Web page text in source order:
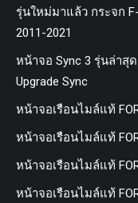
รุ่นใหม่มาแล้ว กระจก F-
2011-2021
หน้าจอ Sync 3 รุ่นล่าสุ
Upgrade Sync
หน้าจอเรือนไมล์แท้
หน้าจอเรือนไมล์แท้
หน้าจอเรือนไมล์แท้
หน้าจอเรือนไมล์แท้